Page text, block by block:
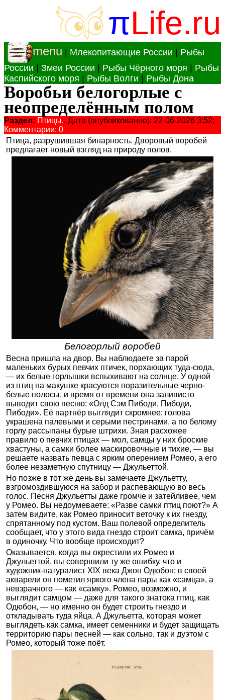
πLife.ru
menu Млекопитающие России
Рыбы
России
Змеи России Рыбы Чёрного моря
Рыбы
Каспийского моря
Рыбы Волги Рыбы Дона
Воробьи белогорлые с
неопределённым полом
Раздел: Птицы.. Дата (опубликованно): 22-06-2026 3:52;
Комментарии: 0
Птица, разрушившая бинарность. Дворовый воробей
предлагает новый взгляд на природу полов.
Белогорлый воробей
Весна пришла на двор. Вы наблюдаете за парой
маленьких бурых певчих птичек, порхающих туда-сюда,
— их белые горлышки вспыхивают на солнце. У одной
из птиц на макушке красуются поразительные черно-
белые полосы, и время от времени она заливисто
выводит свою песню: «Олд Сэм Пибоди, Пибоди,
Пибоди». Её партнёр выглядит скромнее: голова
украшена палевыми и серыми пестринами, а по белому
горлу рассыпаны бурые штрихи. Зная расхожее
правило о певчих птицах — мол, самцы у них броские
хвастуны, а самки более маскировочные и тихие, — вы
решаете назвать певца с ярким оперением Ромео, а его
более незаметную спутницу — Джульеттой.
Но позже в тот же день вы замечаете Джульетту,
взгромоздившуюся на забор и распевающую во весь
голос. Песня Джульетты даже громче и затейливее, чем
у Ромео. Вы недоумеваете: «Разве самки птиц поют?» А
затем видите, как Ромео приносит веточку к их гнезду,
спрятанному под кустом. Ваш полевой определитель
сообщает, что у этого вида гнездо строит самка, причём
в одиночку. Что вообще происходит?
Оказывается, когда вы окрестили их Ромео и
Джульеттой, вы совершили ту же ошибку, что и
художник-натуралист XIX века Джон Одюбон: в своей
акварели он пометил яркого члена пары как «самца», а
невзрачного — как «самку». Ромео, возможно, и
выглядит самцом — даже для такого знатока птиц, как
Одюбон, — но именно он будет строить гнездо и
откладывать туда яйца. А Джульетта, которая может
выглядеть как самка, имеет семенники и будет защищать
территорию пары песней — как сольно, так и дуэтом с
Ромео, который тоже поёт.